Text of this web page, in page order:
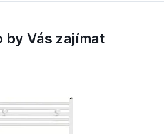
by Vás zajímat